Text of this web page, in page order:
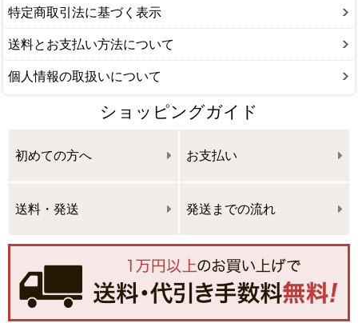
特定商取引法に基づく表示
送料とお支払い方法について
個人情報の取扱いについて
ショッピングガイド
初めての方へ お支払い
送料・発送 発送までの流れ